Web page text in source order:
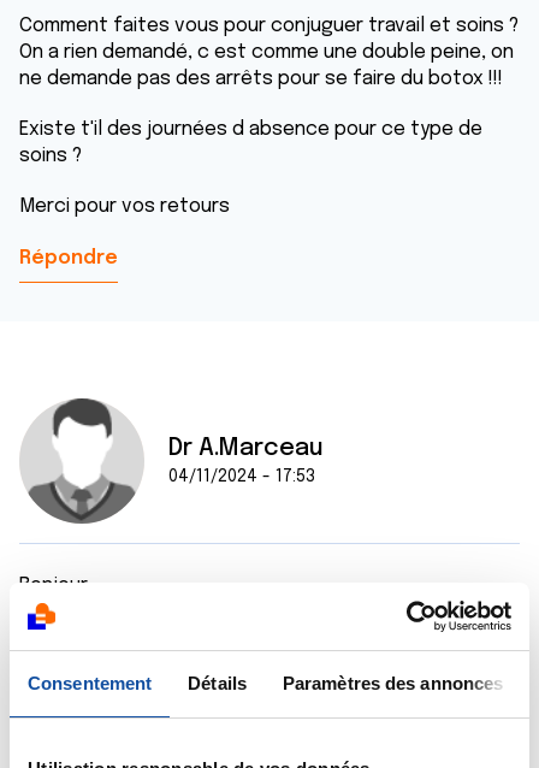
Consentement Détails Paramètres des annonces
Comment faites vous pour conjuguer travail et soins ?
On a rien demandé, c est comme une double peine, on
ne demande pas des arrêts pour se faire du botox !!!
Existe t'il des journées d absence pour ce type de
soins ?
Merci pour vos retours
Répondre
Dr A.Marceau
04/11/2024 - 17:53
Bonjour,
J'espère que vous recevrez des témoignages sur ce
N'étant pas spécialiste des droits sociaux, je vous